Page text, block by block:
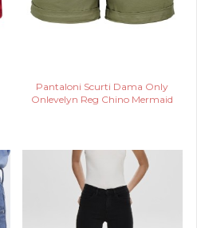
Pantaloni Scurti Dama Only
Onlevelyn Reg Chino Mermaid